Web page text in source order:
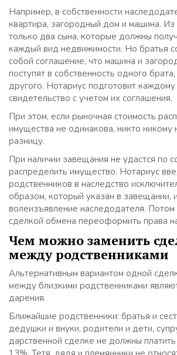
Например, в собственности
квартира, загородный дом и машина. Из
только два сына, которые должны
каждый вид недвижимости. Но братья
собой соглашение, что машина и
поступят в собственность одного
другого. Нотариус подготовит
свидетельство с учетом их соглашения.
При этом, если рыночная стоимость
имущества не одинакова, никто никому
разницу.
При наличии завещания не удастся по
распределить имущество. Нотариус
родственников в наследство
образом, который указан в завещании,
волеизъявление наследодателя. Потом
сделкой обмена переоформить права
Чем можно заменить
между родственниками
Альтернативным вариантом одной
между близкими родственниками
дарения.
Ближайшие родственники: братья и
дедушки и внуки, родители и дети,
дарственной сделке не должны